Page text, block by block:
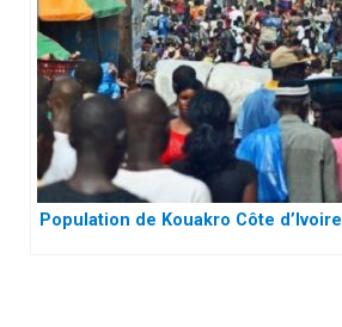
Population de Kouakro Côte d’Ivoire